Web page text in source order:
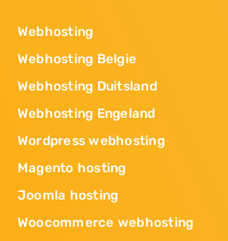
Webhosting
Webhosting Belgie
Webhosting Duitsland
Webhosting Engeland
Wordpress webhosting
Magento hosting
Joomla hosting
Woocommerce webhosting